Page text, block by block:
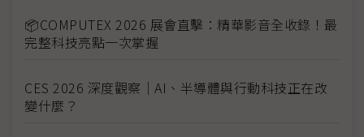
📦COMPUTEX 2026 展會直擊：精華影音全收錄！最
完整科技亮點一次掌握
CES 2026 深度觀察｜AI、半導體與行動科技正在改
變什麼？